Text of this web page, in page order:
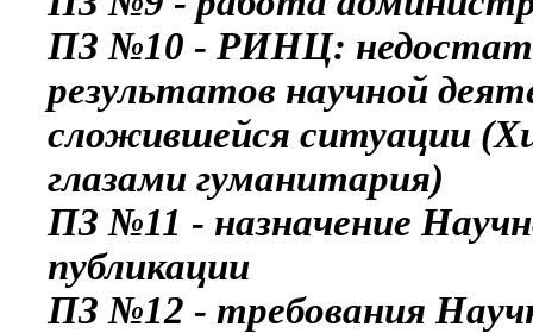
ПЗ №10 - РИНЦ:
результатов научной
сложившейся ситуации
глазами гуманитария)
ПЗ №11 - назначение
публикации
ПЗ №12 - требования